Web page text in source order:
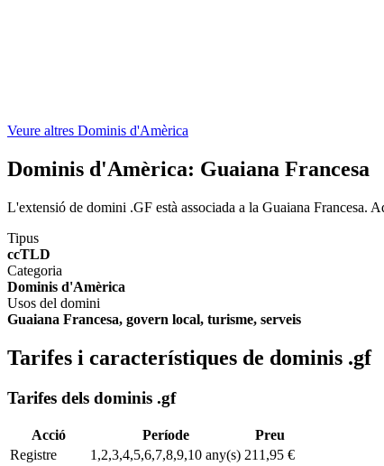
Veure altres Dominis d'Amèrica
Dominis d'Amèrica: Guaiana Francesa
L'extensió de domini .GF està associada a la Guaiana Francesa.
Tipus
ccTLD
Categoria
Dominis d'Amèrica
Usos del domini
Guaiana Francesa, govern local, turisme, serveis
Tarifes i característiques de dominis .gf
Tarifes dels dominis .gf
Acció Període
Preu
Registre
1,2,3,4,5,6,7,8,9,10 any(s) 211,95 €